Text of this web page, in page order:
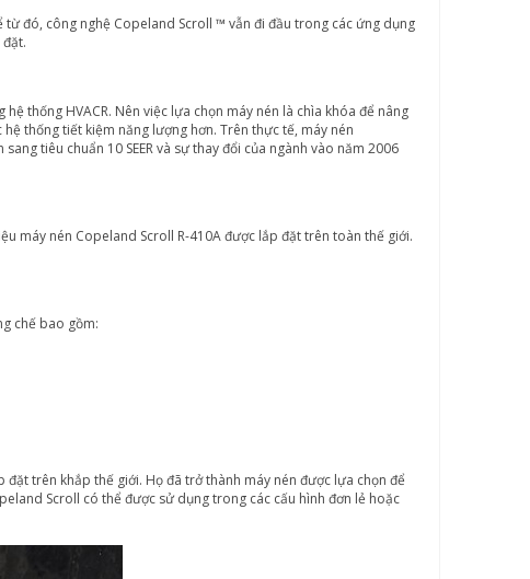
đó, công nghệ Copeland Scroll ™ vẫn đi đầu trong các ứng dụng
thống HVACR. Nên việc lựa chọn máy nén là chìa khóa để nâng
thống tiết kiệm năng lượng hơn. Trên thực tế, máy nén
tiêu chuẩn 10 SEER và sự thay đổi của ngành vào năm 2006
máy nén Copeland Scroll R-410A được lắp đặt trên toàn thế giới.
chế bao gồm:
trên khắp thế giới. Họ đã trở thành máy nén được lựa chọn để
Scroll có thể được sử dụng trong các cấu hình đơn lẻ hoặc